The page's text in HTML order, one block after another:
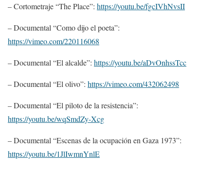
– Cortometraje “The Place”: https://youtu.be/fgcIVhNvsII
– Documental “Como dijo el poeta”:
https://vimeo.com/220116068
– Documental “El alcalde”: https://youtu.be/aDvOnhssTcc
– Documental “El olivo”: https://vimeo.com/432062498
– Documental “El piloto de la resistencia”:
https://youtu.be/wqSmdZy-Xcg
– Documental “Escenas de la ocupación en Gaza 1973”:
https://youtu.be/1JlIwmnYnlE